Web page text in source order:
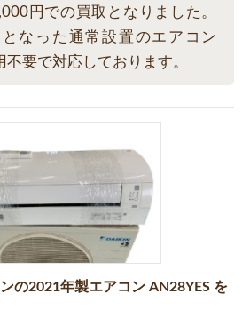
円での買取となりました。
なった通常設置のエアコン
要で対応しております。
の2021年製エアコン AN28YES を